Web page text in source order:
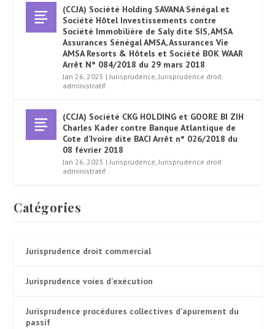
(CCJA) Société Holding SAVANA Sénégal et
Société Hôtel Investissements contre
Société Immobilière de Saly dite SIS, AMSA
Assurances Sénégal AMSA, Assurances Vie
AMSA Resorts & Hôtels et Société BOK WAAR
Arrêt N° 084/2018 du 29 mars 2018
Jan 26, 2025 |Jurisprudence,Jurisprudence droit
administratif
(CCJA) Société CKG HOLDING et GOORE BI ZIH
Charles Kader contre Banque Atlantique de
Cote d’Ivoire dite BACI Arrêt n° 026/2018 du
08 février 2018
Jan 26, 2025 |Jurisprudence,Jurisprudence droit
administratif
Catégories
Jurisprudence droit commercial
Jurisprudence voies d'exécution
Jurisprudence procédures collectives d'apurement du
passif